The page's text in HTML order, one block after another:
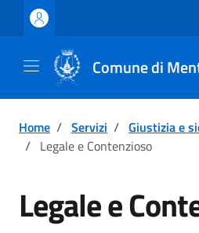
Vai ai contenuti
Vai al footer
Comune di
Home / Servizi / Giustizia e
/ Legale e Contenzioso
Legale e